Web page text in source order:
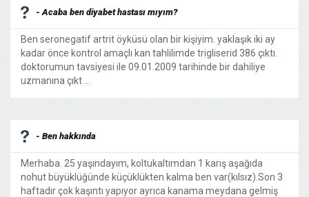
- Acaba ben diyabet hastası mıyım?
Ben seronegatif artrit öyküsü olan bir kişiyim. yaklaşık iki ay
kadar önce kontrol amaçlı kan tahlilimde trigliserid 386 çıktı.
doktorumun tavsiyesi ile 09.01.2009 tarihinde bir dahiliye
uzmanına çıkt ...
- Ben hakkında
Merhaba. 25 yaşındayım, koltukaltımdan 1 karış aşağıda
nohut büyüklüğünde küçüklükten kalma ben var(kılsız).Son 3
haftadır çok kaşıntı yapıyor ayrıca kanama meydana gelmiş